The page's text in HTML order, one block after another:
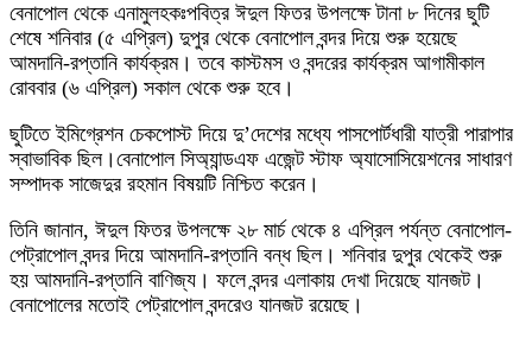
বেনাপোল থেকে এনামুলহকঃপবিত্র ঈদুল ফিতর উপলক্ষে টানা ৮ দিনের ছুটি
শেষে শনিবার (৫ এপ্রিল) দুপুর থেকে বেনাপোল বন্দর দিয়ে শুরু হয়েছে
আমদানি-রপ্তানি কার্যক্রম। তবে কাস্টমস ও বন্দরের কার্যক্রম আগামীকাল
রোববার (৬ এপ্রিল) সকাল থেকে শুরু হবে।
ছুটিতে ইমিগ্রেশন চেকপোস্ট দিয়ে দু’দেশের মধ্যে পাসপোর্টধারী যাত্রী পারাপার
স্বাভাবিক ছিল।বেনাপোল সিঅ্যান্ডএফ এজেন্ট স্টাফ অ্যাসোসিয়েশনের সাধারণ
সম্পাদক সাজেদুর রহমান বিষয়টি নিশ্চিত করেন।
তিনি জানান, ঈদুল ফিতর উপলক্ষে ২৮ মার্চ থেকে ৪ এপ্রিল পর্যন্ত বেনাপোল-
পেট্রাপোল বন্দর দিয়ে আমদানি-রপ্তানি বন্ধ ছিল। শনিবার দুপুর থেকেই শুরু
হয় আমদানি-রপ্তানি বাণিজ্য। ফলে বন্দর এলাকায় দেখা দিয়েছে যানজট।
বেনাপোলের মতোই পেট্রাপোল বন্দরেও যানজট রয়েছে।